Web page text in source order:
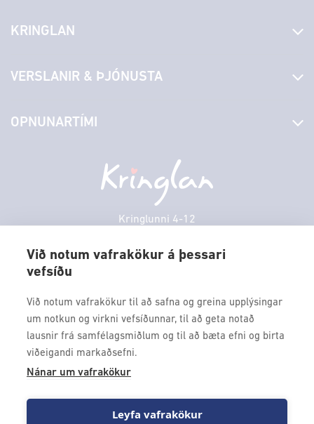
Við notum vafrakökur á þessari
vefsíðu
Við notum vafrakökur til að safna og greina upplýsingar
um notkun og virkni vefsíðunnar, til að geta notað
lausnir frá samfélagsmiðlum og til að bæta efni og birta
viðeigandi markaðsefni.
Nánar um vafrakökur
Leyfa vafrakökur
Kringlunni 4-12
kringlan@kringlan.is
KRINGLAN
Laus störf
Hafðu samband
Persónuverndarstefna
VERSLANIR & ÞJÓNUSTA
Borgarbókasafn
Borgarleikhúsið
Ævintýraland
OPNUNARTÍMI
Laugardagur
VERTU MEÐ
Fáðu forskot á dagskrána okkar og sértilboð með því að skrá